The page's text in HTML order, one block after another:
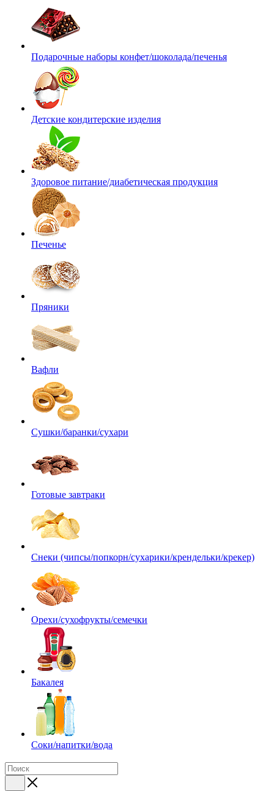
Подарочные наборы конфет/шоколада/печенья
Детские кондитерские изделия
Здоровое питание/диабетическая продукция
Печенье
Пряники
Вафли
Сушки/баранки/сухари
Готовые завтраки
Снеки (чипсы/попкорн/сухарики/крендельки/крекер)
Орехи/сухофрукты/семечки
Бакалея
Соки/напитки/вода